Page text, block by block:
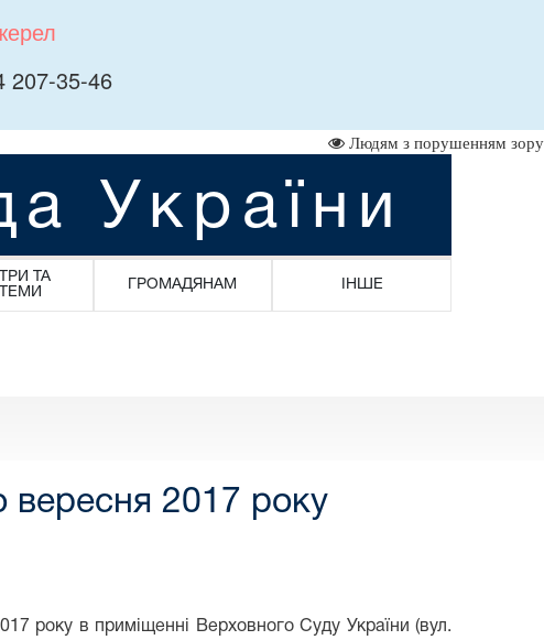
207-35-46
Людям з порушенням зору
України
ТА
ГРОМАДЯНАМ ІНШЕ
вересня 2017 року
року в приміщенні Верховного Суду України (вул.